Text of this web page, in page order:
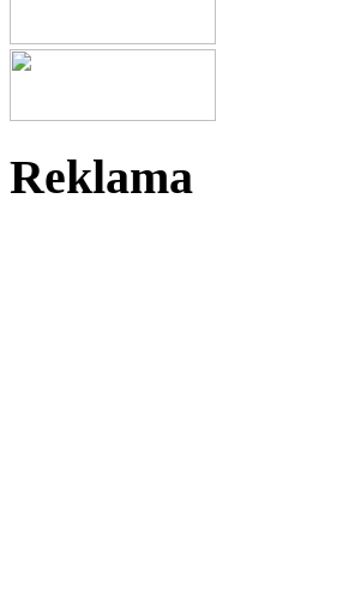
Reklama